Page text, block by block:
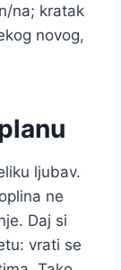
na; kratak
novog,
ljubav.
ne
Daj si
vrati se